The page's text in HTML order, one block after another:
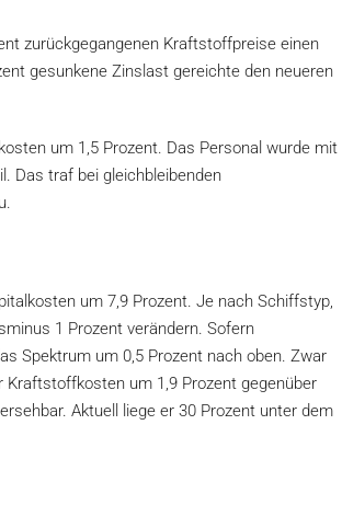
zurückgegangenen Kraftstoffpreise einen
gesunkene Zinslast gereichte den neueren
um 1,5 Prozent. Das Personal wurde mit
Das traf bei gleichbleibenden
um 7,9 Prozent. Je nach Schiffstyp,
1 Prozent verändern. Sofern
Spektrum um 0,5 Prozent nach oben. Zwar
Kraftstoffkosten um 1,9 Prozent gegenüber
Aktuell liege er 30 Prozent unter dem